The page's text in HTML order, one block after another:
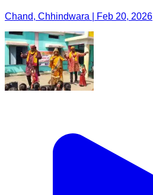
Chand, Chhindwara | Feb 20, 2026